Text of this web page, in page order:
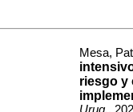
Mesa,
riesgo y